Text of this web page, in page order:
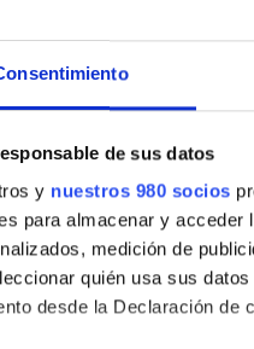
de sus datos
y nuestros 980 socios
para almacenar y acceder
medición de
quién usa sus
desde la Declaración de
en el corazón del Valle
habitaciones, 4 aulas,
de estar y porche.
dispone de un jardín
la vegetación
naturales de las